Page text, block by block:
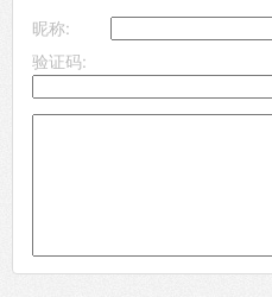
昵称:
验证码: